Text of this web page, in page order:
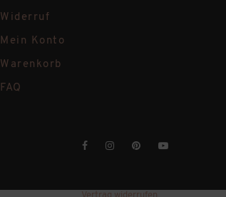
Widerruf
Mein Konto
Warenkorb
FAQ